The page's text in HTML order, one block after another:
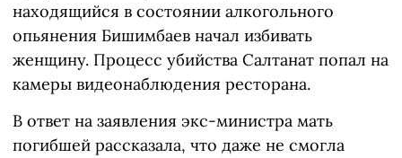
находящийся в состоянии алкогольного
опьянения Бишимбаев начал избивать
женщину. Процесс убийства Салтанат попал на
камеры видеонаблюдения ресторана.
В ответ на заявления экс-министра мать
погибшей рассказала, что даже не смогла